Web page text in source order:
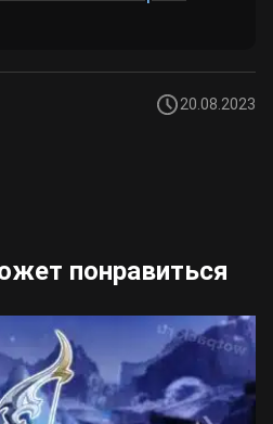
20.08.2023
понравиться